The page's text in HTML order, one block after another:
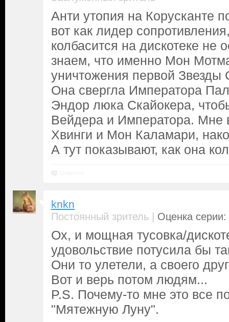
Анти утопия на Корусканте
вот как лидер
колбасится на дискотеке
знаем, что именно Мон
уничтожения первой Звезды
Она свергла Императора
Эндор люка Скайокера,
Вейдера и Императора. Мне
Хвинги и Мон Каламари,
А тут показывают, как она
knkn
Постоянный зритель | Оценка серии:
Ох, и мощная тусовка/
удовольствие потусила бы
Они то улетели, а своего
Вот и верь потом людям...
P.S. Почему-то мне это все
"Мятежную Луну".